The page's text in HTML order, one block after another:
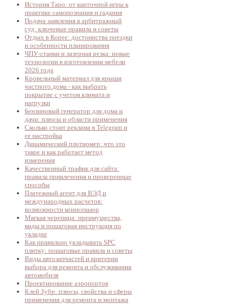
История Таро: от карточной игры к
практике самопознания и гадания
Подача заявления в арбитражный
суд: ключевые правила и советы
Отдых в Корее: достоинства поездки
и особенности планирования
ЧПУ-станки и лазерная резка: новые
технологии в изготовлении мебели
2026 года
Кровельный материал для крыши
частного дома - как выбрать
покрытие с учетом климата и
нагрузки
Бензиновый генератор для дома и
дачи: плюсы и области применения
Сколько стоит реклама в Telegram и
ее настройка
Динамический плотномер: что это
такое и как работает метод
измерения
Качественный трафик для сайта:
правила привлечения и проверенные
способы
Платежный агент для ВЭД и
международных расчетов:
возможности коинсекьюр
Мягкая черепица: преимущества,
виды и пошаговая инструкция по
укладке
Как правильно укладывать SPC
плитку: пошаговые правила и советы
Виды автозапчастей и критерии
выбора для ремонта и обслуживания
автомобиля
Проектирование аэропортов
Клей Зубр: плюсы, свойства и сферы
применения для ремонта и монтажа